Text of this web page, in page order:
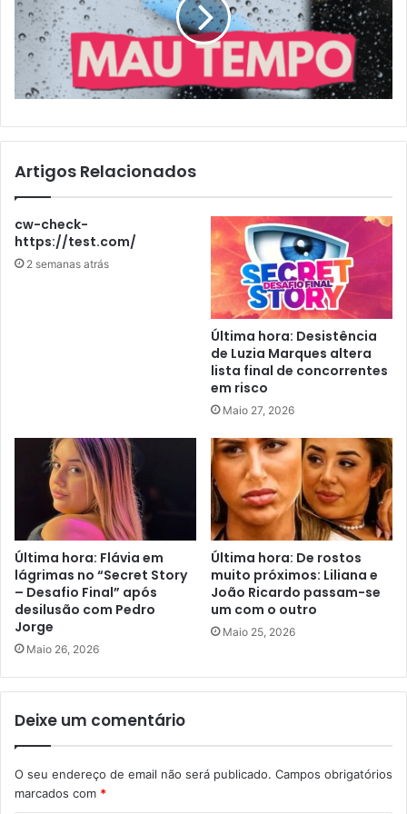
Artigos Relacionados
cw-check-
https://test.com/
2 semanas atrás
Última hora: Desistência
de Luzia Marques altera
lista final de concorrentes
em risco
Maio 27, 2026
Última hora: Flávia em
lágrimas no “Secret Story
– Desafio Final” após
desilusão com Pedro
Jorge
Maio 26, 2026
Última hora: De rostos
muito próximos: Liliana e
João Ricardo passam-se
um com o outro
Maio 25, 2026
Deixe um comentário
O seu endereço de email não será publicado. Campos obrigatórios
marcados com *